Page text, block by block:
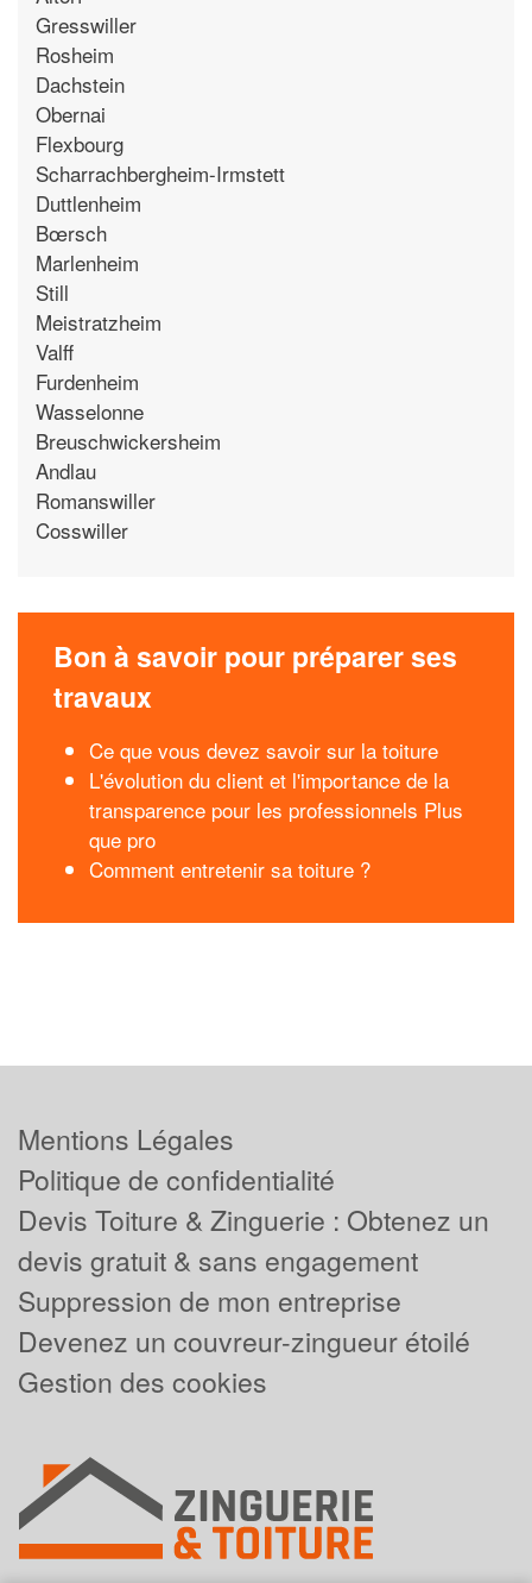
Gresswiller
Rosheim
Dachstein
Obernai
Flexbourg
Scharrachbergheim-Irmstett
Duttlenheim
Bœrsch
Marlenheim
Still
Meistratzheim
Valff
Furdenheim
Wasselonne
Breuschwickersheim
Andlau
Romanswiller
Cosswiller
Bon à savoir pour préparer ses
travaux
Ce que vous devez savoir sur la toiture
L'évolution du client et l'importance de la
transparence pour les professionnels Plus
que pro
Comment entretenir sa toiture ?
Mentions Légales
Politique de confidentialité
Devis Toiture & Zinguerie : Obtenez un
devis gratuit & sans engagement
Suppression de mon entreprise
Devenez un couvreur-zingueur étoilé
Gestion des cookies